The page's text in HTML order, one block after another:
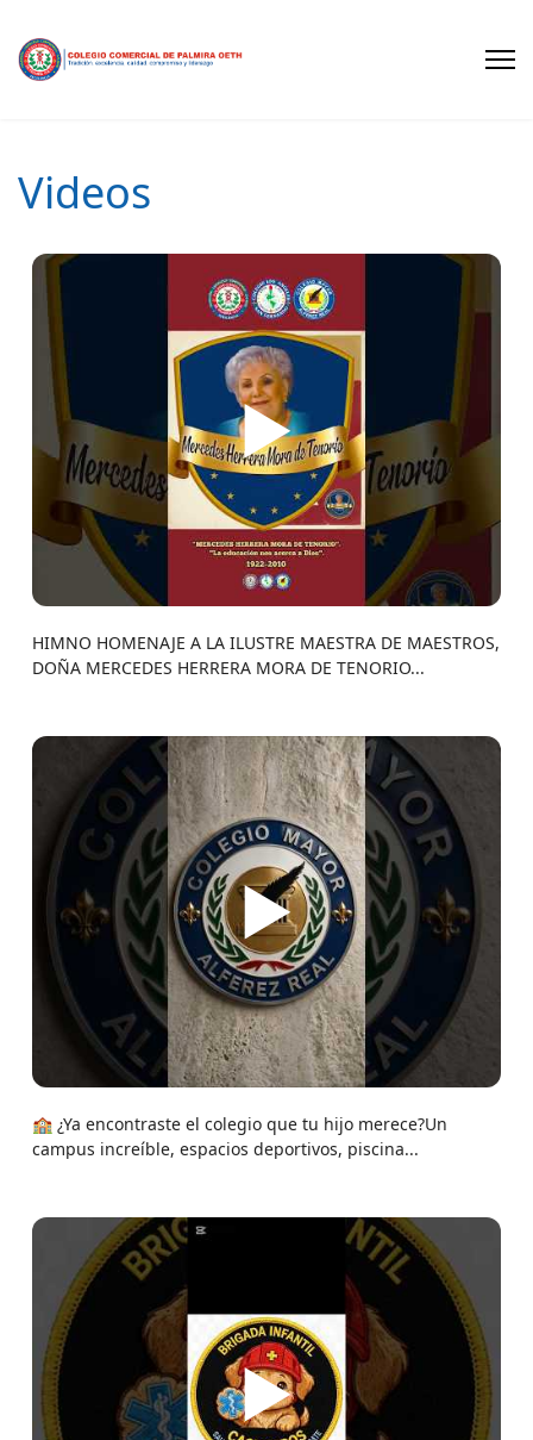
Videos
▶
HIMNO HOMENAJE A LA ILUSTRE MAESTRA DE MAESTROS,
DOÑA MERCEDES HERRERA MORA DE TENORIO...
▶
🏫 ¿Ya encontraste el colegio que tu hijo merece?Un
campus increíble, espacios deportivos, piscina...
▶